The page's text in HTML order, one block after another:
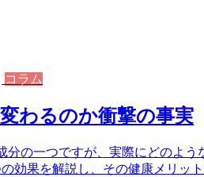
コラム
わるのか衝撃の事実
の一つですが、実際にどのよう
効果を解説し、その健康メリッ